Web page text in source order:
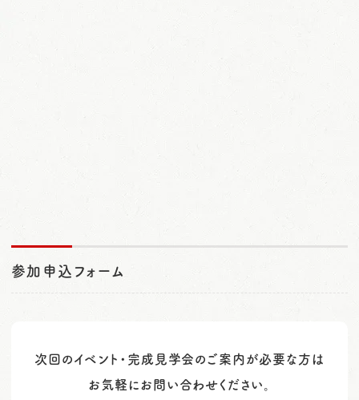
参加申込フォーム
次回のイベント・完成見学会のご案内が必要な方は
お気軽にお問い合わせください。